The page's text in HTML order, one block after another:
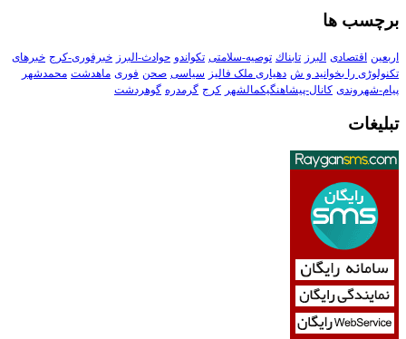
برچسب ها
اربعین اقتصادی البرز تابناك توصیه-سلامتی تکواندو حوادث-البرز خبرفوری-کرج خبرهای
تکنولوڑی را بخوانید و ش دهیاری ملک فالیز سیاسی صحن فوری ماهدشت محمدشهر
پیام-شهروندی کانال-پیشاهنگیکمالشهر کرج گرمدره گوهردشت
تبلیغات